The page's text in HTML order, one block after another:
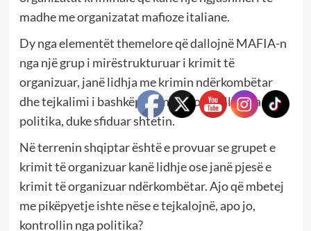
madhe me organizatat mafioze italiane.
Dy nga elementët themelore që dallojnë MAFIA-n
nga një grup i mirëstrukturuar i krimit të
organizuar, janë lidhja me krimin ndërkombëtar
dhe tejkalimi i bashkëpunimit e kontrollit nga
politika, duke sfiduar shtetin.
Në terrenin shqiptar është e provuar se grupet e
krimit të organizuar kanë lidhje ose janë pjesë e
krimit të organizuar ndërkombëtar. Ajo që mbetej
me pikëpyetje ishte nëse e tejkalojnë, apo jo,
kontrollin nga politika?